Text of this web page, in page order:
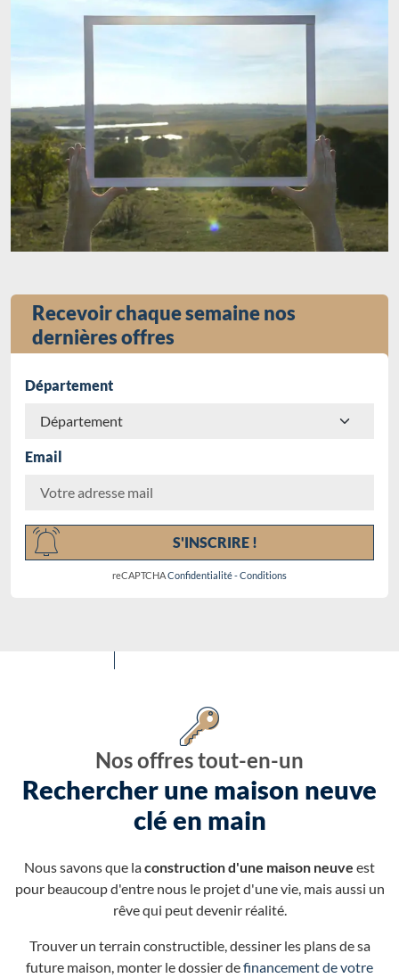
Recevoir chaque semaine nos
dernières offres
Département
Email
S'INSCRIRE !
reCAPTCHAConfidentialité-Conditions
Nos offres tout-en-un
Rechercher une maison neuve
clé en main
Nous savons que laconstruction d'une maison neuve est
pour beaucoup d'entre nous le projet d'une vie, mais aussi un
rêve qui peut devenir réalité.
Trouver un terrain constructible, dessiner les plans de sa
future maison, monter le dossier definancement de votre